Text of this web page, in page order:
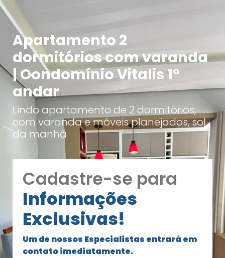
Apartamento 2
dormitórios com varanda
| Condomínio Vitalis 1º
andar
Lindo apartamento de 2 dormitórios,
com varanda e móveis planejados, sol
da manhã
Cadastre-se para
Informações
Exclusivas!
Um de nossos Especialistas entrará em
contato imediatamente.